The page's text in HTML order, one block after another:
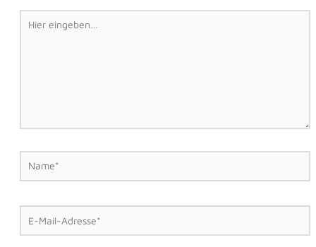
Hier
eingeben…
Name*
E-
Mail-
Adresse*